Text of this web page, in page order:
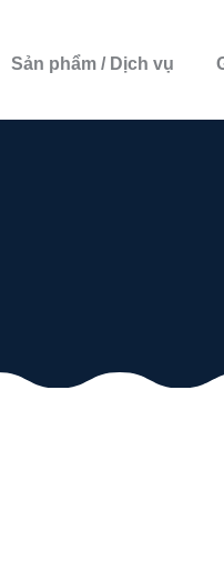
Sản phẩm / Dịch vụ